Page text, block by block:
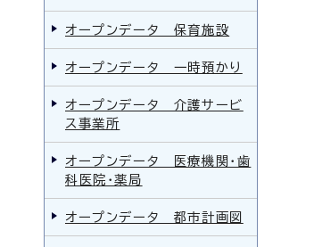
オープンデータ 保育施設
オープンデータ 一時預かり
オープンデータ 介護サービ
ス事業所
オープンデータ 医療機関・歯
科医院・薬局
オープンデータ 都市計画図